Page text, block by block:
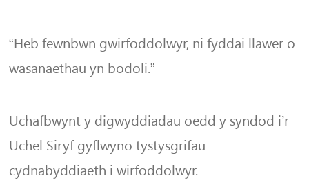
“Heb fewnbwn gwirfoddolwyr, ni fyddai llawer o
wasanaethau yn bodoli.”
Uchafbwynt y digwyddiadau oedd y syndod i’r
Uchel Siryf gyflwyno tystysgrifau
cydnabyddiaeth i wirfoddolwyr.